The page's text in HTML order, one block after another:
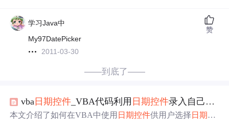
学习Java中
My97DatePicker
2011-03-30
赞
——到底了——
vba 日期控件 _VBA代码利用 日期控件录入自己所需要的
本文介绍了如何在VBA中使用 日期控件供用户选择 日期 。